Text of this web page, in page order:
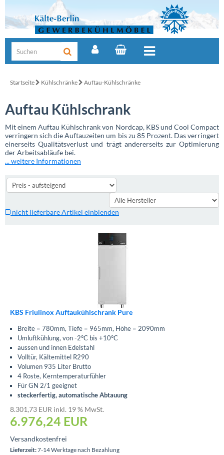
Startseite Kühlschränke Auftau-Kühlschränke
Auftau Kühlschrank
Mit einem Auftau Kühlschrank von Nordcap, KBS und Cool Compact
verringern sich die Auftauzeiten um bis zu 85 Prozent. Das verringert
einerseits Qualitätsverlust und trägt andererseits zur Optimierung
der Arbeitsabläufe bei.
... weitere Informationen
nicht lieferbare Artikel einblenden
KBS Friulinox Auftaukühlschrank Pure
Breite = 780mm, Tiefe = 965mm, Höhe = 2090mm
Umluftkühlung, von -2°C bis +10°C
aussen und innen Edelstahl
Volltür, Kältemittel R290
Volumen 935 Liter Brutto
4 Roste, Kerntemperaturfühler
Für GN 2/1 geeignet
steckerfertig, automatische Abtauung
8.301,73 EUR inkl. 19 % MwSt.
6.976,24 EUR
Versandkostenfrei
Lieferzeit:7-14 Werktage nach Bezahlung